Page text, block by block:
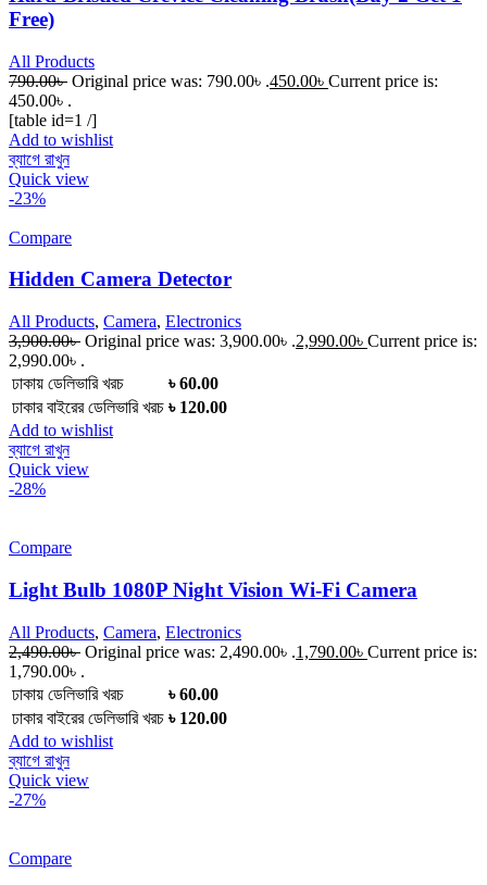
Free)
All Products
790.00৳ Original price was: 790.00৳ .450.00৳ Current price is:
450.00৳ .
[table id=1 /]
Add to wishlist
ব্যাগে রাখুন
Quick view
-23%
Compare
Hidden Camera Detector
All Products, Camera, Electronics
3,900.00৳ Original price was: 3,900.00৳ .2,990.00৳ Current price is:
2,990.00৳ .
ঢাকায় ডেলিভারি খরচ
৳ 60.00
ঢাকার বাইরের ডেলিভারি খরচ ৳ 120.00
Add to wishlist
ব্যাগে রাখুন
Quick view
-28%
Compare
Light Bulb 1080P Night Vision Wi-Fi Camera
All Products, Camera, Electronics
2,490.00৳ Original price was: 2,490.00৳ .1,790.00৳ Current price is:
1,790.00৳ .
ঢাকায় ডেলিভারি খরচ
৳ 60.00
ঢাকার বাইরের ডেলিভারি খরচ ৳ 120.00
Add to wishlist
ব্যাগে রাখুন
Quick view
-27%
Compare